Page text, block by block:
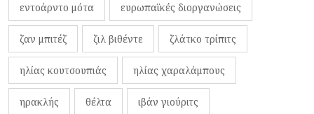
εντοάρντο μότα ευρωπαϊκές διοργανώσεις
ζαν μπιτέζ ζιλ βιθέντε ζλάτκο τρίπιτς
ηλίας κουτσουπιάς ηλίας χαραλάμπους
ηρακλής θέλτα ιβάν γιούριτς